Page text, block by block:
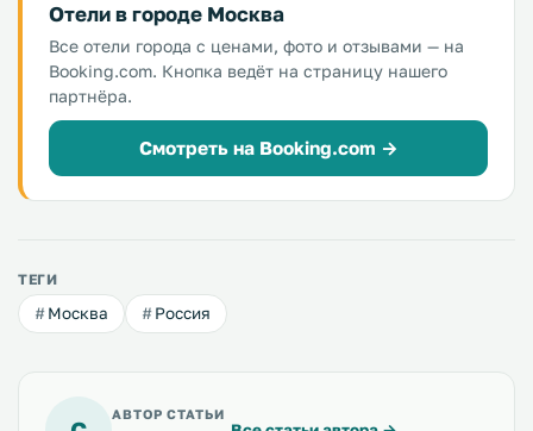
Отели в городе Москва
Все отели города с ценами, фото и отзывами — на
Booking.com. Кнопка ведёт на страницу нашего
партнёра.
Смотреть на Booking.com →
ТЕГИ
Москва Россия
АВТОР СТАТЬИ